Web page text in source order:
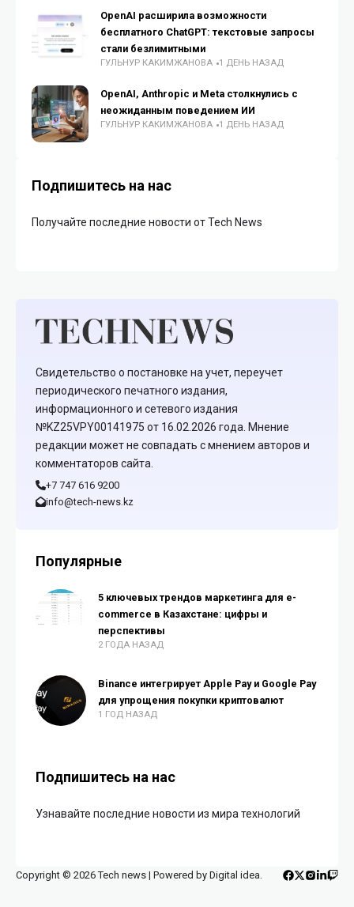
OpenAI расширила возможности
бесплатного ChatGPT: текстовые запросы
стали безлимитными
ГУЛЬНУР КАКИМЖАНОВА 1 ДЕНЬ НАЗАД
OpenAI, Anthropic и Meta столкнулись с
неожиданным поведением ИИ
ГУЛЬНУР КАКИМЖАНОВА 1 ДЕНЬ НАЗАД
Подпишитесь на нас
Получайте последние новости от Tech News
Свидетельство о постановке на учет, переучет
периодического печатного издания,
информационного и сетевого издания
№KZ25VPY00141975 от 16.02.2026 года. Мнение
редакции может не совпадать с мнением авторов и
комментаторов сайта.
+7 747 616 9200
info@tech-news.kz
Популярные
5 ключевых трендов маркетинга для e-
commerce в Казахстане: цифры и
перспективы
2 ГОДА НАЗАД
Binance интегрирует Apple Pay и Google Pay
для упрощения покупки криптовалют
1 ГОД НАЗАД
Подпишитесь на нас
Узнавайте последние новости из мира технологий
Copyright © 2026 Tech news | Powered by Digital idea.